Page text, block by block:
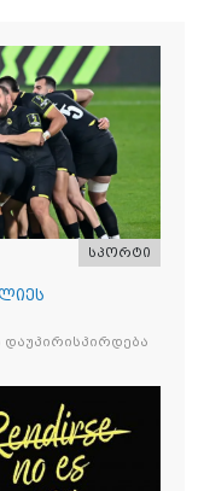
სპორტი
დაუპირისპირდება